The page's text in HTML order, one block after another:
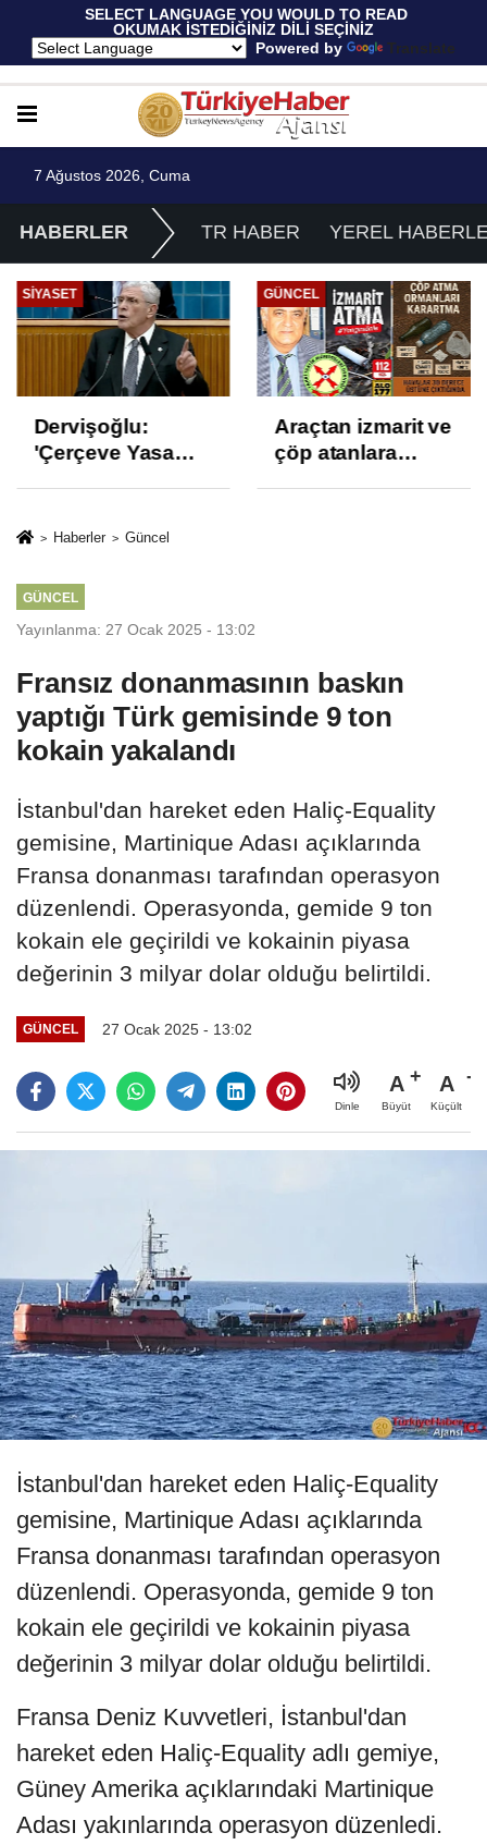
SELECT LANGUAGE YOU WOULD TO READ
OKUMAK İSTEDİĞİNİZ DİLİ SEÇİNİZ
Powered by
Translate
7 Ağustos 2026, Cuma
HABERLER TR HABER YEREL
SIYASET
Dervişoğlu:
'Çerçeve Yasa
ve İhanet
GÜNCEL
Araçtan izmarit ve
çöp atanlara
Haberler Güncel
GÜNCEL
Yayınlanma: 27 Ocak 2025 - 13:02
Fransız donanmasının baskın
yaptığı Türk gemisinde 9 ton
kokain yakalandı
İstanbul'dan hareket eden Haliç-Equality
gemisine, Martinique Adası açıklarında
Fransa donanması tarafından operasyon
düzenlendi. Operasyonda, gemide 9 ton
kokain ele geçirildi ve kokainin piyasa
değerinin 3 milyar dolar olduğu belirtildi.
GÜNCEL 27 Ocak 2025 - 13:02
Dinle
A
Büyüt
A
Küçült
İstanbul'dan hareket eden Haliç-Equality
gemisine, Martinique Adası açıklarında
Fransa donanması tarafından operasyon
düzenlendi. Operasyonda, gemide 9 ton
kokain ele geçirildi ve kokainin piyasa
değerinin 3 milyar dolar olduğu belirtildi.
Fransa Deniz Kuvvetleri, İstanbul'dan
hareket eden Haliç-Equality adlı gemiye,
Güney Amerika açıklarındaki Martinique
Adası yakınlarında operasyon düzenledi.